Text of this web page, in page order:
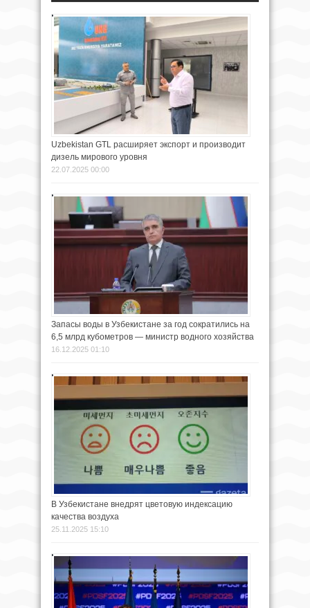
Uzbekistan GTL расширяет экспорт и производит
дизель мирового уровня
22.07.2025 00:00
Запасы воды в Узбекистане за год сократились на
6,5 млрд кубометров — министр водного хозяйства
16.12.2025 01:10
В Узбекистане внедрят цветовую индексацию
качества воздуха
25.11.2025 15:10